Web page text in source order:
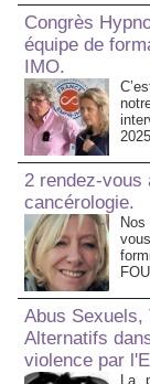
Congrès
équipe de
IMO.
2 rendez-vous
cancérologie.
Abus Sexuels,
Alternatifs
violence par
La